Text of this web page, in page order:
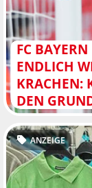
FC BAYERN
ENDLICH
KRACHEN:
DEN
ANZEIGE